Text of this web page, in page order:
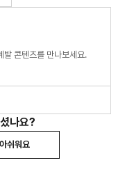
발 콘텐츠를 만나보세요.
나요?
아쉬워요